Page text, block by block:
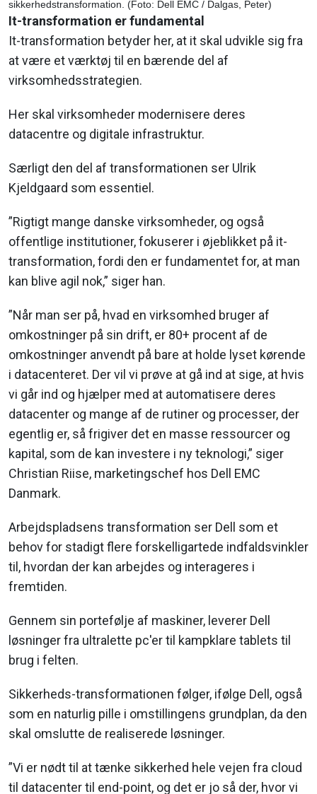
sikkerhedstransformation. (Foto: Dell EMC / Dalgas, Peter)
It-transformation er fundamental
It-transformation betyder her, at it skal udvikle sig fra
at være et værktøj til en bærende del af
virksomhedsstrategien.
Her skal virksomheder modernisere deres
datacentre og digitale infrastruktur.
Særligt den del af transformationen ser Ulrik
Kjeldgaard som essentiel.
”Rigtigt mange danske virksomheder, og også
offentlige institutioner, fokuserer i øjeblikket på it-
transformation, fordi den er fundamentet for, at man
kan blive agil nok,” siger han.
”Når man ser på, hvad en virksomhed bruger af
omkostninger på sin drift, er 80+ procent af de
omkostninger anvendt på bare at holde lyset kørende
i datacenteret. Der vil vi prøve at gå ind at sige, at hvis
vi går ind og hjælper med at automatisere deres
datacenter og mange af de rutiner og processer, der
egentlig er, så frigiver det en masse ressourcer og
kapital, som de kan investere i ny teknologi,” siger
Christian Riise, marketingschef hos Dell EMC
Danmark.
Arbejdspladsens transformation ser Dell som et
behov for stadigt flere forskelligartede indfaldsvinkler
til, hvordan der kan arbejdes og interageres i
fremtiden.
Gennem sin portefølje af maskiner, leverer Dell
løsninger fra ultralette pc'er til kampklare tablets til
brug i felten.
Sikkerheds-transformationen følger, ifølge Dell, også
som en naturlig pille i omstillingens grundplan, da den
skal omslutte de realiserede løsninger.
”Vi er nødt til at tænke sikkerhed hele vejen fra cloud
til datacenter til end-point, og det er jo så der, hvor vi